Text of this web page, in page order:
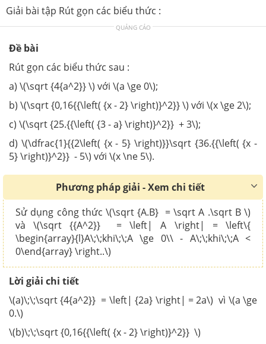
Giải bài tập Rút gọn các biểu thức :
QUẢNG CÁO
Đề bài
Rút gọn các biểu thức sau :
a) \(\sqrt {4{a^2}} \) với \(a \ge 0\);
b) \(\sqrt {0,16{{\left( {x - 2} \right)}^2}} \) với \(x \ge 2\);
c) \(\sqrt {25.{{\left( {3 - a} \right)}^2}} + 3\);
d) \(\dfrac{1}{{2\left( {x - 5} \right)}}\sqrt {36.{{\left( {x -
5} \right)}^2}} - 5\) với \(x \ne 5\).
Phương pháp giải - Xem chi tiết
Sử dụng công thức \(\sqrt {A.B} = \sqrt A .\sqrt B \)
và \(\sqrt {{A^2}} = \left| A \right| = \left\{
\begin{array}{l}A\;\;khi\;\;A \ge 0\\ - A\;\;khi\;\;A <
0\end{array} \right..\)
Lời giải chi tiết
\(a)\;\;\sqrt {4{a^2}} = \left| {2a} \right| = 2a\) vì \(a \ge
0.\)
\(b)\;\;\sqrt {0,16{{\left( {x - 2} \right)}^2}} \)